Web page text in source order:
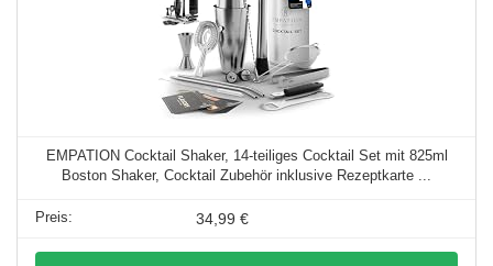
EMPATION Cocktail Shaker, 14-teiliges Cocktail Set mit 825ml
Boston Shaker, Cocktail Zubehör inklusive Rezeptkarte ...
34,99 €